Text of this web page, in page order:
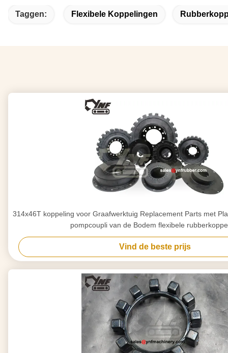
Taggen: Flexibele Koppelingen
314x46T koppeling voor Graafwerktuig Replacement Parts met
pompcoupli van de Bodem flexibele
Vind de beste prijs